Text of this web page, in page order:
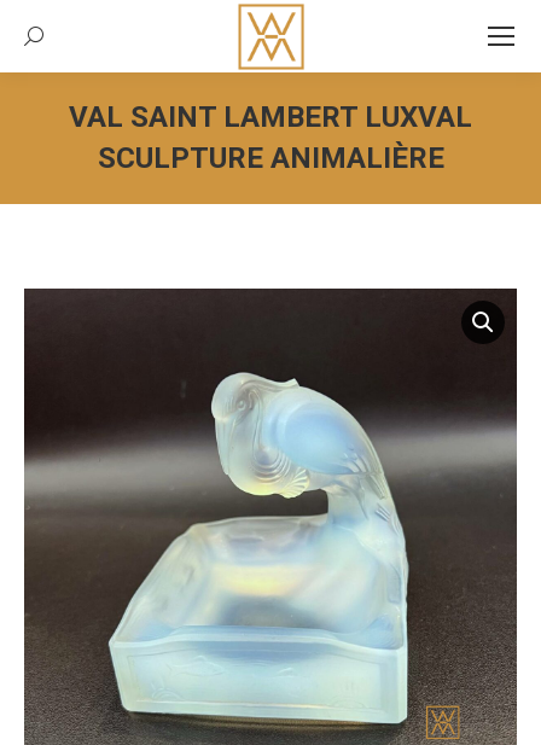
Recherche:
VAL SAINT LAMBERT LUXVAL
SCULPTURE ANIMALIÈRE
Vous êtes ici :